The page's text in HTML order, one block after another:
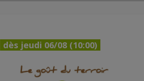
dès jeudi 06/08 (10:00)